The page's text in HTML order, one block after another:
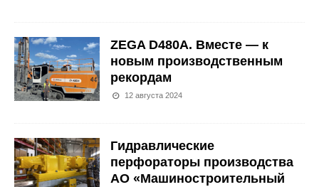
ZEGA D480А. Вместе — к
новым производственным
рекордам
12 августа 2024
Гидравлические
перфораторы производства
АО «Машиностроительный